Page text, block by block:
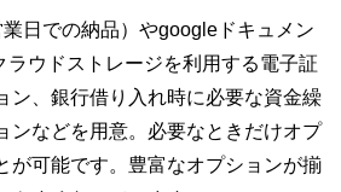
日での納品）やgoogleドキュメン
ラウドストレージを利用する電子証
ン、銀行借り入れ時に必要な資金繰
ンなどを用意。必要なときだけオプ
が可能です。豊富なオプションが揃